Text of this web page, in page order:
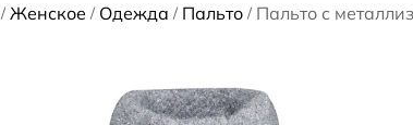
/ Женское / Одежда / Пальто / Пальто с